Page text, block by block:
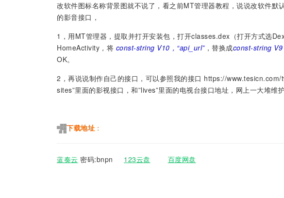
改软件图标名称背景图就不说了，看之前MT管理器教程，说说改软件默认
的影音接口，
1，用MT管理器，提取并打开安装包，打开classes.dex（打开方式选
HomeActivity，将 const-string V10，“api_url”，替换成const-string V9
OK。
2，再说说制作自己的接口，可以参照我的接口 https://
sites”里面的影视接口，和”lives”里面的电视台接口地址，网上一大堆维护
下载地址 ：
蓝奏云 密码:bnpn 123云盘 百度网盘